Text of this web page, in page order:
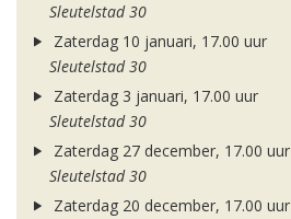
Sleutelstad 30
Zaterdag 10 januari, 17.00 uur
Sleutelstad 30
Zaterdag 3 januari, 17.00 uur
Sleutelstad 30
Zaterdag 27 december, 17.00 uur
Sleutelstad 30
Zaterdag 20 december, 17.00 uur